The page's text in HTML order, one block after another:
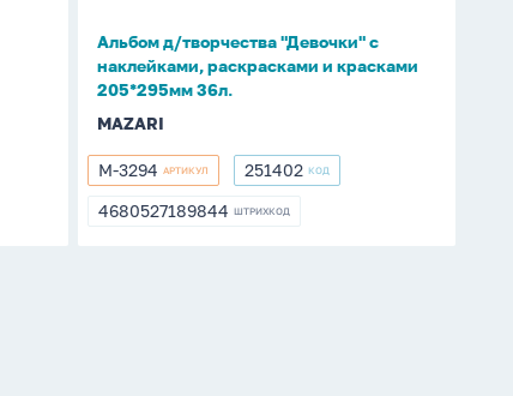
красками
205*295мм
Альбом д/творчества "Девочки" с
наклейками, раскрасками и красками
205*295мм 36л.
MAZARI
M-
3294
M-3294 АРТИКУЛ 251402
251402 КОД
4680527189844
4680527189844 ШТРИХКОД